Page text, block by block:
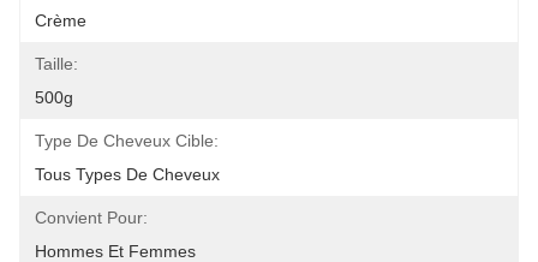
Crème
Taille:
500g
Type De Cheveux Cible:
Tous Types De Cheveux
Convient Pour:
Hommes Et Femmes